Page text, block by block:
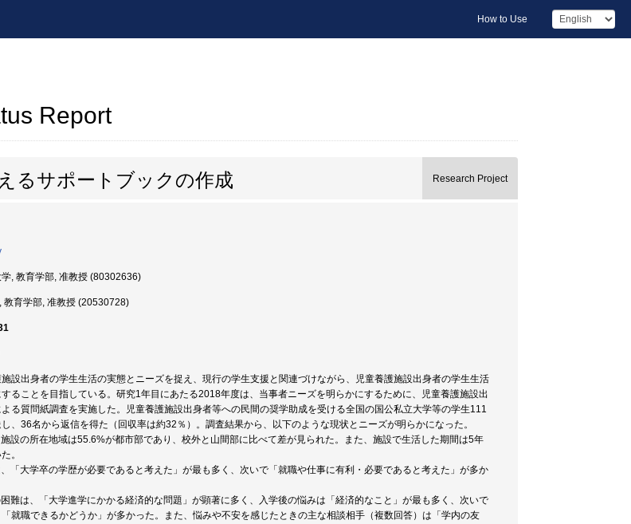
How to Use
Report
るサポートブックの作成 Research Project
, 教育学部, 准教授 (80302636)
教育学部, 准教授 (20530728)
設出身者の学生生活の実態とニーズを捉え、現行の学生支援と関連づけながら、児童養護施設出身者の学生生活
ることを目指している。研究1年目にあたる2018年度は、当事者ニーズを明らかにするために、児童養護施設出
る質問紙調査を実施した。児童養護施設出身者等への民間の奨学助成を受ける全国の国公私立大学等の学生111
、36名から返信を得た（回収率は約32％）。調査結果から、以下のような現状とニーズが明らかになった。
設の所在地域は55.6%が都市部であり、校外と山間部に比べて差が見られた。また、施設で生活した期間は5年
。
「大学卒の学歴が必要であると考えた」が最も多く、次いで「就職や仕事に有利・必要であると考えた」が多か
難は、「大学進学にかかる経済的な問題」が顕著に多く、入学後の悩みは「経済的なこと」が最も多く、次いで
「就職できるかどうか」が多かった。また、悩みや不安を感じたときの主な相談相手（複数回答）は「学内の友